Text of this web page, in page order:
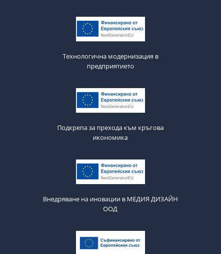
Технологична модернизация в
предприятието
Подкрепа за прехода към кръгова
икономика
Внедряване на иновации в МЕДИЯ ДИЗАЙН
ООД